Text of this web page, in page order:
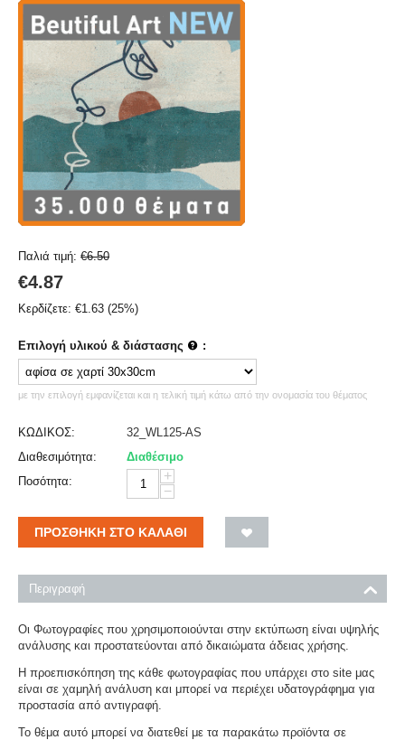
Παλιά τιμή: €6.50
€4.87
Κερδίζετε: €1.63 (25%)
Επιλογή υλικού & διάστασης :
με την επιλογή εμφανίζεται και η τελική τιμή κάτω από την ονομασία του θέματος
ΚΩΔΙΚΟΣ:
32_WL125-AS
Διαθεσιμότητα:
Διαθέσιμο
Ποσότητα:
+
−
ΠΡΟΣΘΉΚΗ ΣΤΟ ΚΑΛΆΘΙ
Περιγραφή
Οι Φωτογραφίες που χρησιμοποιούνται στην εκτύπωση είναι υψηλής
ανάλυσης και προστατεύονται από δικαιώματα άδειας χρήσης.
Η προεπισκόπηση της κάθε φωτογραφίας που υπάρχει στο site μας
είναι σε χαμηλή ανάλυση και μπορεί να περιέχει υδατογράφημα για
προστασία από αντιγραφή.
Το θέμα αυτό μπορεί να διατεθεί με τα παρακάτω προϊόντα σε